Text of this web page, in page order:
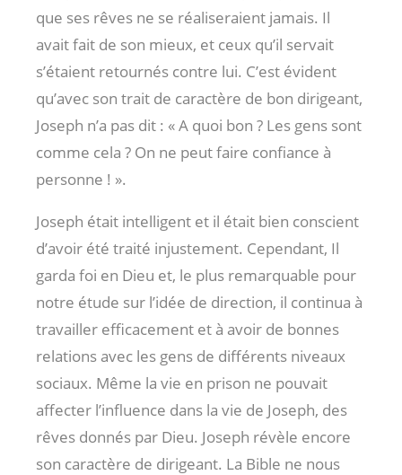
que ses rêves ne se réaliseraient jamais. Il
avait fait de son mieux, et ceux qu’il servait
s’étaient retournés contre lui. C’est évident
qu’avec son trait de caractère de bon dirigeant,
Joseph n’a pas dit : « A quoi bon ? Les gens sont
comme cela ? On ne peut faire confiance à
personne ! ».
Joseph était intelligent et il était bien conscient
d’avoir été traité injustement. Cependant, Il
garda foi en Dieu et, le plus remarquable pour
notre étude sur l’idée de direction, il continua à
travailler efficacement et à avoir de bonnes
relations avec les gens de différents niveaux
sociaux. Même la vie en prison ne pouvait
affecter l’influence dans la vie de Joseph, des
rêves donnés par Dieu. Joseph révèle encore
son caractère de dirigeant. La Bible ne nous